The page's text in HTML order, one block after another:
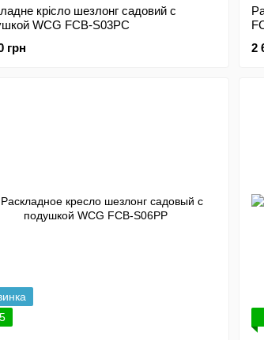
крісло шезлонг садовий с
WCG FCB-S03PС
грн
2
5